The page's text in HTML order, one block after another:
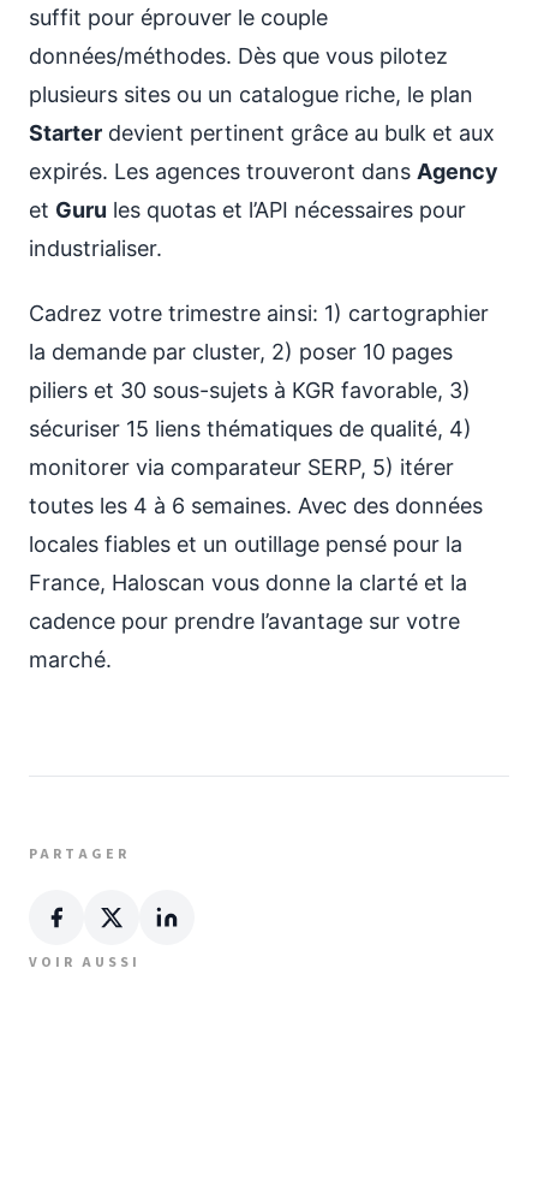
suffit pour éprouver le couple
données/méthodes. Dès que vous pilotez
plusieurs sites ou un catalogue riche, le plan
Starter devient pertinent grâce au bulk et aux
expirés. Les agences trouveront dans Agency
et Guru les quotas et l’API nécessaires pour
industrialiser.
Cadrez votre trimestre ainsi: 1) cartographier
la demande par cluster, 2) poser 10 pages
piliers et 30 sous-sujets à KGR favorable, 3)
sécuriser 15 liens thématiques de qualité, 4)
monitorer via comparateur SERP, 5) itérer
toutes les 4 à 6 semaines. Avec des données
locales fiables et un outillage pensé pour la
France, Haloscan vous donne la clarté et la
cadence pour prendre l’avantage sur votre
marché.
PARTAGER
VOIR AUSSI